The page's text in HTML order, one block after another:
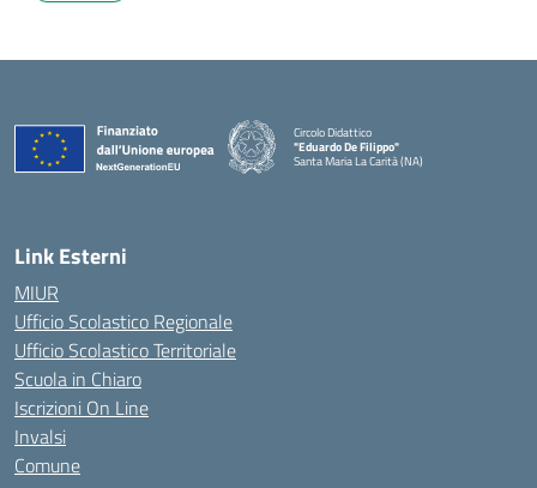
Circolo Didattico
"Eduardo De Filippo"
Santa Maria La Carità (NA)
Link Esterni
MIUR
Ufficio Scolastico Regionale
Ufficio Scolastico Territoriale
Scuola in Chiaro
Iscrizioni On Line
Invalsi
Comune